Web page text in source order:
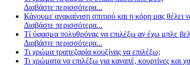
Διαβάστε περισσότερα...
Κάνουμε ανακαίνιση σπιτιού και η κόρη μας
Διαβάστε περισσότερα...
Τί ύφασμα πολυθρόνας να επιλέξω αν έχω μπλε
Διαβάστε περισσότερα...
Τι χρώμα τραπεζαρία κουζίνας να επιλέξω;
Τι χρώματα να επιλέξω για καναπέ, κουρτίνες και